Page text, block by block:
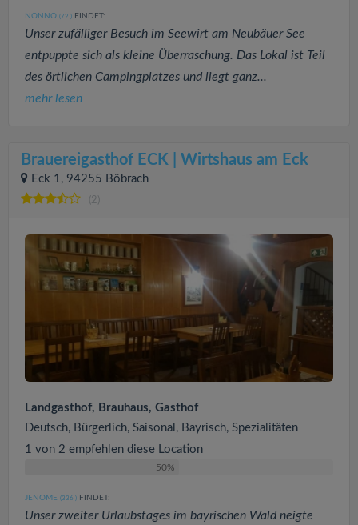
NONNO (72 ) FINDET:
Unser zufälliger Besuch im Seewirt am Neubäuer See
entpuppte sich als kleine Überraschung. Das Lokal ist Teil
des örtlichen Campingplatzes und liegt ganz...
mehr lesen
Brauereigasthof ECK | Wirtshaus am Eck
Eck 1, 94255 Böbrach
(2)
Landgasthof, Brauhaus, Gasthof
Deutsch, Bürgerlich, Saisonal, Bayrisch, Spezialitäten
1 von 2 empfehlen diese Location
50%
JENOME (336 ) FINDET:
Unser zweiter Urlaubstages im bayrischen Wald neigte